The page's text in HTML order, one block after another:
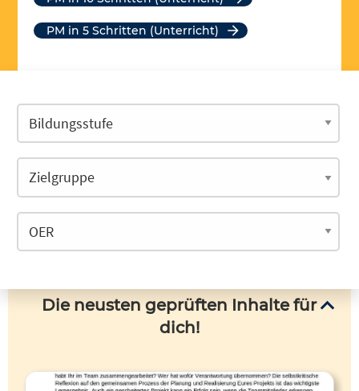
PM in 5 Schritten (Unterricht)
Die neusten geprüften Inhalte für
dich!